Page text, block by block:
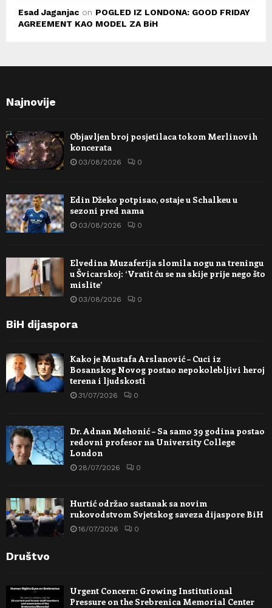
Esad Jaganjac on POGLED IZ LONDONA: GOOD FRIDAY
AGREEMENT KAO MODEL ZA BiH
Najnovije
Objavljen broj posjetilaca tokom Merlinovih
koncerata
03/08/2026 0
Edin Džeko potpisao, ostaje u Schalkeu u
sezoni pred nama
03/08/2026 0
Elvedina Muzaferija slomila nogu na treningu
u Švicarskoj: ‘Vratit ću se na skije prije nego što
mislite’
03/08/2026 0
BiH dijaspora
Kako je Mustafa Arslanović – Cuci iz
Bosanskog Novog postao nepokolebljivi heroj
terena i ljudskosti
31/07/2026 0
Dr. Adnan Mehonić – Sa samo 39 godina postao
redovni profesor na University College
London
28/07/2026 0
Hurtić održao sastanak sa novim
rukovodstvom Svjetskog saveza dijaspore BiH
16/07/2026 0
Društvo
Urgent Concern: Growing Institutional
Pressure on the Srebrenica Memorial Center